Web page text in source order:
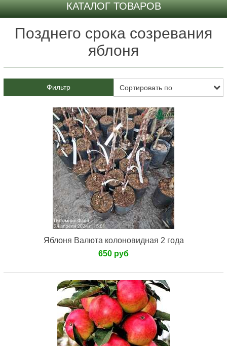
КАТАЛОГ ТОВАРОВ
Позднего срока созревания
яблоня
Фильтр
Яблоня Валюта колоновидная 2 года
650 руб